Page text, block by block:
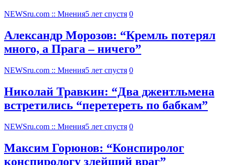
NEWSru.com :: Мнения5 лет спустя 0
Александр Морозов: “Кремль потерял
много, а Прага – ничего”
NEWSru.com :: Мнения5 лет спустя 0
Николай Травкин: “Два джентльмена
встретились “перетереть по бабкам”
NEWSru.com :: Мнения5 лет спустя 0
Максим Горюнов: “Конспиролог
конспирологу злейший враг”